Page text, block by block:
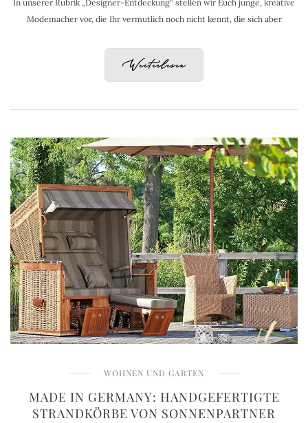
In unserer Rubrik „Designer-Entdeckung“ stellen wir Euch junge, kreative
Modemacher vor, die Ihr vermutlich noch nicht kennt, die sich aber
Weiterlesen
WOHNEN UND GARTEN
MADE IN GERMANY: HANDGEFERTIGTE
STRANDKÖRBE VON SONNENPARTNER